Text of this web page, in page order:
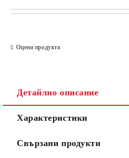
САМО ПОПЪЛНЕТЕ
Съгласен съм сПолитиката
Ние ще се свържем с вас в рамките на
Оцени продукта
Детайлно описание
Характеристики
Свързани продукти